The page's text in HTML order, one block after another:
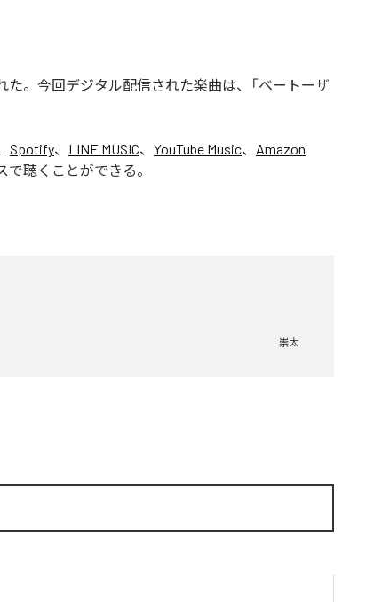
た。今回デジタル配信された楽曲は、「ベートーザ
Spotify、 LINE MUSIC、 YouTube Music、 Amazon
聴くことができる。
崇太